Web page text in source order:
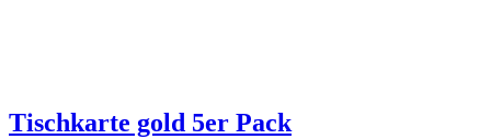
Tischkarte gold 5er Pack